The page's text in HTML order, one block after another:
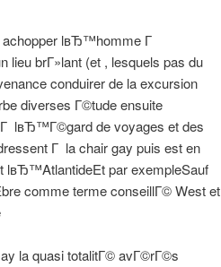
achopper lвЂ™homme Г
brГ»lant (et , lesquels pas du
conduirer de la excursion
diverses Г©tude ensuite
lвЂ™Г©gard de voyages et des
Г la chair gay puis est en
lвЂ™AtlantideEt par exempleSauf
comme terme conseillГ© West et
la quasi totalitГ© avГ©rГ©s